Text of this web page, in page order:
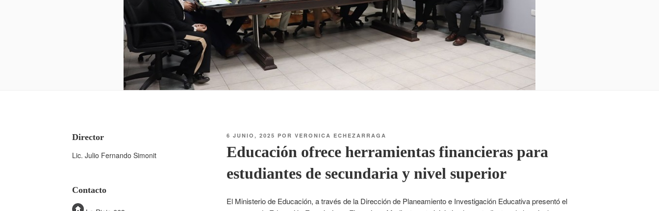
6 JUNIO, 2025 POR VERONICA ECHEZARRAGA
Educación ofrece herramientas financieras para
estudiantes de secundaria y nivel superior
El Ministerio de Educación, a través de la Dirección de Planeamiento e Investigación Educativa presentó el
Director
Lic. Julio Fernando Simonit
Contacto